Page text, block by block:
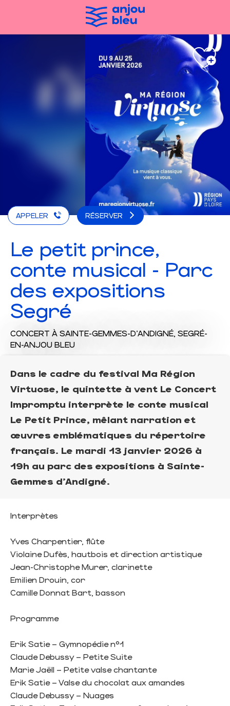
APPELER RÉSERVER
Le petit prince,
conte musical - Parc
des expositions
Segré
CONCERT À SAINTE-GEMMES-D'ANDIGNÉ, SEGRÉ-
EN-ANJOU BLEU
Dans le cadre du festival Ma Région
Virtuose, le quintette à vent Le Concert
Impromptu interprète le conte musical
Le Petit Prince, mêlant narration et
œuvres emblématiques du répertoire
français. Le mardi 13 janvier 2026 à
19h au parc des expositions à Sainte-
Gemmes d'Andigné.
Interprètes
Yves Charpentier, flûte
Violaine Dufès, hautbois et direction artistique
Jean-Christophe Murer, clarinette
Emilien Drouin, cor
Camille Donnat Bart, basson
Programme
Erik Satie – Gymnopédie n°1
Claude Debussy – Petite Suite
Marie Jaëll – Petite valse chantante
Erik Satie – Valse du chocolat aux amandes
Claude Debussy – Nuages